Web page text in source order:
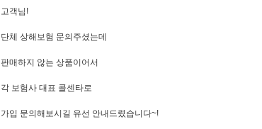
고객님!
단체 상해보험 문의주셨는데
판매하지 않는 상품이어서
각 보험사 대표 콜센타로
가입 문의해보시길 유선 안내드렸습니다~!